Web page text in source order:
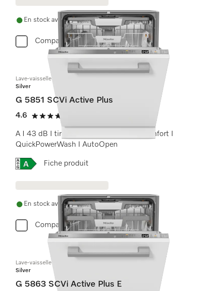
En stock avec livraison gratuite
Comparer
Lave-vaisselle totalement intégrable
Silver
G 5851 SCVi Active Plus
4.6
4.6 étoiles sur 5
A I 43 dB I tiroir à couverts I paniers Comfort I
QuickPowerWash I AutoOpen
Online Label Flag, Étiquette énergétique
Fiche produit
En stock avec livraison gratuite
Comparer
Lave-vaisselle totalement intégrable
Silver
G 5863 SCVi Active Plus E